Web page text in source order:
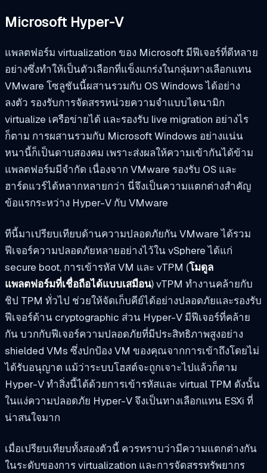
Microsoft Hyper-V
แพลตฟอร์ม virtualization ของ Microsoft มีฟีเจอร์ที่ดีหลาย
อย่างซึ่งทำให้เป็นตัวเลือกที่แข็งแกร่งในกลุ่มทางเลือกแทน
VMware โซลูชันนี้ผสานรวมกับ OS Windows ได้อย่าง
ลงตัว รองรับการจัดสรรหน่วยความจำแบบไดนามิก
virtualize เครือข่ายได้ และรองรับ live migration อย่างไร
ก็ตาม การผสานรวมกับ Microsoft Windows อย่างแน่น
หนานี้ก็เป็นดาบสองคม เพราะส่งผลให้ความเข้ากันได้ข้าม
แพลตฟอร์มมีจำกัด เนื่องจาก VMware รองรับ OS และ
ฮาร์ดแวร์ได้หลากหลายกว่า นี่จึงเป็นความแตกต่างสำคัญ
ข้อแรกระหว่าง Hyper-V กับ VMware
ทีนี้มาเปรียบเทียบด้านความปลอดภัยกัน VMware ได้รวม
ฟีเจอร์ความปลอดภัยหลายอย่างไว้ใน vSphere ได้แก่
secure boot, การเข้ารหัส VM และ vTPM (โมดูล
แพลตฟอร์มที่เชื่อถือได้แบบเสมือน) vTPM ทำงานคล้ายกับ
ชิป TPM ทั่วไป ช่วยให้จัดเก็บคีย์ได้อย่างปลอดภัยและรองรับ
ฟีเจอร์ด้าน cryptographic ส่วน Hyper-V มีฟีเจอร์ที่คล้าย
กัน บวกกับฟีเจอร์ความปลอดภัยที่มีประสิทธิภาพสูงอย่าง
shielded VMs ซึ่งปกป้อง VM ของคุณจากการเข้าถึงโดยไม่
ได้รับอนุญาต แม้ว่าระบบโฮสต์จะถูกเจาะไปแล้วก็ตาม
Hyper-V ทำสิ่งนี้ได้ด้วยการเข้ารหัสและ virtual TPM ดังนั้น
ในแง่ความปลอดภัย Hyper-V จึงเป็นทางเลือกแทน ESXi ที่
น่าสนใจมาก
เมื่อเปรียบเทียบทั้งสองตัวนี้ ควรทราบว่ามีความแตกต่างกัน
ในระดับของการ virtualization และการจัดสรรทรัพยากร